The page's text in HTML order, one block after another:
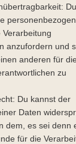
anzufordern und
anderen für die
zu
Du kannst der
Daten
dem, es sei denn
für die